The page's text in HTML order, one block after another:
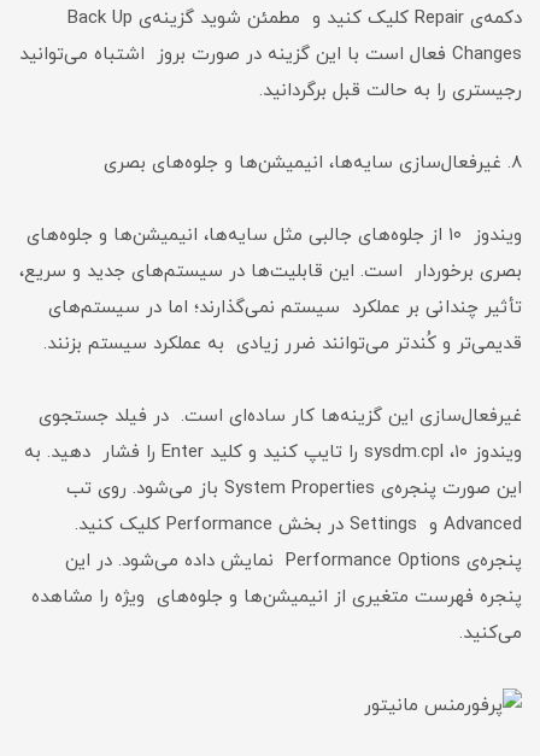
دکمه‌ی Repair کلیک کنید و مطمئن شوید گزینه‌ی Back Up
Changes فعال است با این گزینه در صورت بروز اشتباه می‌توانید
رجیستری را به حالت قبل برگردانید.
۸. غیرفعال‌سازی سایه‌ها، انیمیشن‌ها و جلوه‌های بصری
ویندوز ۱۰ از جلوه‌های جالبی مثل سایه‌ها، انیمیشن‌ها و جلوه‌های
بصری برخوردار است. این قابلیت‌ها در سیستم‌های جدید و سریع،
تأثیر چندانی بر عملکرد سیستم نمی‌گذارند؛ اما در سیستم‌های
قدیمی‌تر و کُندتر می‌توانند ضرر زیادی به عملکرد سیستم بزنند.
غیرفعال‌سازی این گزینه‌ها کار ساده‌ای است. در فیلد جستجوی
ویندوز ۱۰، sysdm.cpl را تایپ کنید و کلید Enter را فشار دهید. به
این صورت پنجره‌ی System Properties باز می‌شود. روی تب
Advanced و Settings در بخش Performance کلیک کنید.
پنجره‌ی Performance Options نمایش داده می‌شود. در این
پنجره فهرست متغیری از انیمیشن‌ها و جلوه‌های ویژه را مشاهده
می‌کنید.